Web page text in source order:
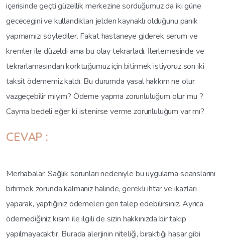
içerisinde geçti güzellik merkezine sorduğumuz da iki güne
gececegini ve kullandıkları jelden kaynaklı olduğunu panik
yapmamızı söylediler. Fakat hastaneye giderek serum ve
kremler ile düzeldi ama bu olay tekrarladı. İlerlemesinde ve
tekrarlamasından korktuğumuz için bitirmek istiyoruz son iki
taksit ödememiz kaldı. Bu durumda yasal hakkım ne olur
vazgeçebilir miyim? Ödeme yapma zorunluluğum olur mu ?
Cayma bedeli eğer ki istenirse verme zorunluluğum var mı?
CEVAP :
Merhabalar. Sağlık sorunları nedeniyle bu uygulama seanslarını
bitirmek zorunda kalmanız halinde, gerekli ihtar ve ikazları
yaparak, yaptığınız ödemeleri geri talep edebilirsiniz. Ayrıca
ödemediğiniz kısım ile ilgili de sizin hakkınızda bir takip
yapılmayacaktır. Burada alerjinin niteliği, bıraktığı hasar gibi